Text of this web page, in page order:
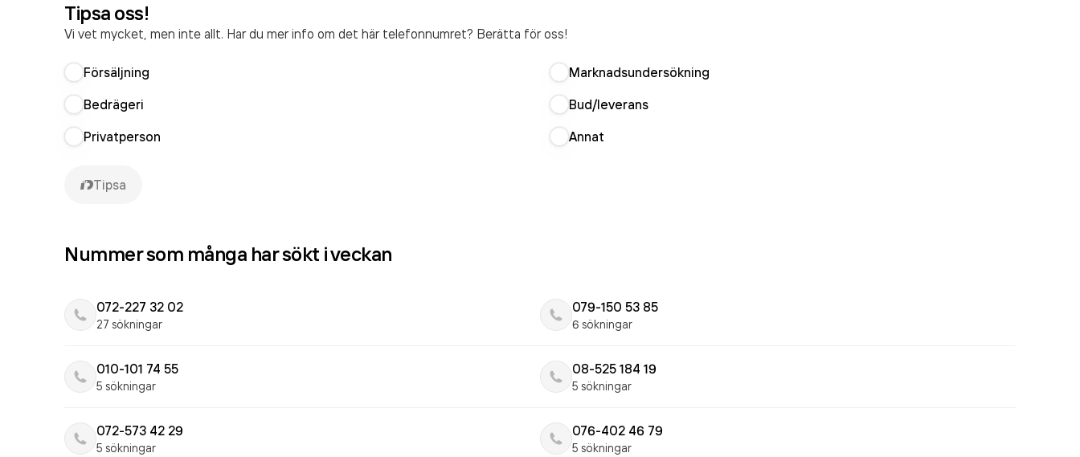
Tipsa oss!
Vi vet mycket, men inte allt. Har du mer info om det här telefonnumret? Berätta för oss!
Försäljning
Marknadsundersökning
Bedrägeri
Bud/leverans
Privatperson
Annat
Tipsa
Nummer som många har sökt i veckan
072-227 32 02
27 sökningar
079-150 53 85
6 sökningar
010-101 74 55
5 sökningar
08-525 184 19
5 sökningar
072-573 42 29
5 sökningar
076-402 46 79
5 sökningar